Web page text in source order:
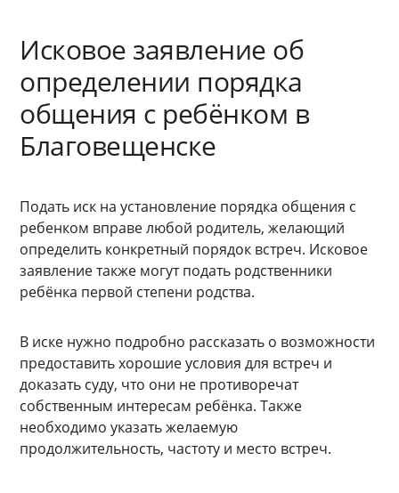
Исковое заявление об
определении порядка
общения с ребёнком в
Благовещенске
Подать иск на установление порядка общения с
ребенком вправе любой родитель, желающий
определить конкретный порядок встреч. Исковое
заявление также могут подать родственники
ребёнка первой степени родства.
В иске нужно подробно рассказать о возможности
предоставить хорошие условия для встреч и
доказать суду, что они не противоречат
собственным интересам ребёнка. Также
необходимо указать желаемую
продолжительность, частоту и место встреч.